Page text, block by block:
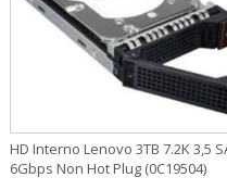
HD Interno Lenovo 3TB 7.2K 3,5
6Gbps Non Hot Plug (0C19504)